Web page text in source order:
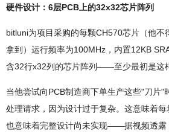
硬件设计：6层PCB上的32x32芯片阵列
bitluni为项目采购的每颗CH570芯片（他不
拿到）运行频率为100MHz，内置12KB
含32行x32列的芯片阵列——至少最初是这
当他尝试向PCB制造商下单生产这些"刀片"
处理请求，因为设计过于复杂。这意味着每
也意味着完整设计尚未实现——据视频透露